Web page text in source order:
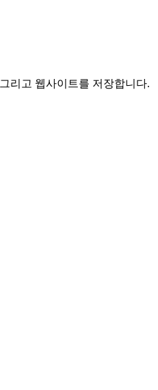
리고 웹사이트를 저장합니다.